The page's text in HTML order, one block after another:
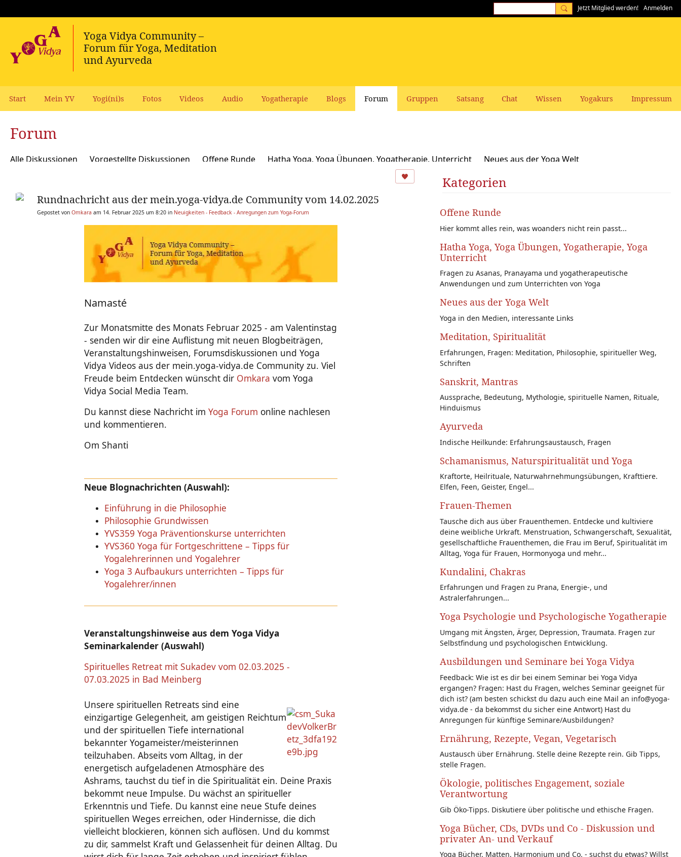
Jetzt Mitglied werden! Anmelden
Start Mein YV Yogi(ni)s Fotos Videos Audio Yogatherapie Blogs Forum Gruppen Satsang Chat Wissen Yogakurs Impressum
Forum
Alle Diskussionen Vorgestellte Diskussionen Offene Runde Hatha Yoga, Yoga Übungen, Yogatherapie, Unterricht
Neues aus der Yoga Welt
Schamanismus, Naturspiritualität und Yoga Frauen-Themen
Yoga Psychologie und Psychologische Yogatherapie
Ausbildungen und Seminare bei Yoga Vidya
Neuigkeiten - Feedback - Anregungen zum Yoga-Forum
Rundnachricht aus der mein.yoga-vidya.de Community vom 14.02.2025
Gepostet von Omkara am 14. Februar 2025 um 8:20 in Neuigkeiten - Feedback - Anregungen zum Yoga-Forum
Namasté
Zur Monatsmitte des Monats Februar 2025 - am Valentinstag
- senden wir dir eine Auflistung mit neuen Blogbeiträgen,
Veranstaltungshinweisen, Forumsdiskussionen und Yoga
Vidya Videos aus der mein.yoga-vidya.de Community zu. Viel
Freude beim Entdecken wünscht dir Omkara vom Yoga
Vidya Social Media Team.
Du kannst diese Nachricht imYoga Forum online nachlesen
und kommentieren.
Om Shanti
Neue Blognachrichten (Auswahl):
Einführung in die Philosophie
Philosophie Grundwissen
YVS359 Yoga Präventionskurse unterrichten
YVS360 Yoga für Fortgeschrittene – Tipps für
Yogalehrerinnen und Yogalehrer
Yoga 3 Aufbaukurs unterrichten – Tipps für
Yogalehrer/innen
Veranstaltungshinweise aus dem Yoga Vidya
Seminarkalender (Auswahl)
Spirituelles Retreat mit Sukadev vom 02.03.2025 -
07.03.2025 in Bad Meinberg
Unsere spirituellen Retreats sind eine
einzigartige Gelegenheit, am geistigen Reichtum
und der spirituellen Tiefe international
bekannter Yogameister/meisterinnen
teilzuhaben. Abseits vom Alltag, in der
energetisch aufgeladenen Atmosphäre des
Ashrams, tauchst du tief in die Spiritualität ein. Deine Praxis
bekommt neue Impulse. Du wächst an spiritueller
Erkenntnis und Tiefe. Du kannst eine neue Stufe deines
spirituellen Weges erreichen, oder Hindernisse, die dich
vielleicht blockieren, können sich auflösen. Und du kommst
zu dir, sammelst Kraft und Gelassenheit für deinen Alltag. Du
Kategorien
Offene Runde
Hier kommt alles rein, was woanders nicht rein passt...
Hatha Yoga, Yoga Übungen, Yogatherapie, Yoga
Unterricht
Fragen zu Asanas, Pranayama und yogatherapeutische
Anwendungen und zum Unterrichten von Yoga
Neues aus der Yoga Welt
Yoga in den Medien, interessante Links
Meditation, Spiritualität
Erfahrungen, Fragen: Meditation, Philosophie, spiritueller Weg,
Schriften
Sanskrit, Mantras
Aussprache, Bedeutung, Mythologie, spirituelle Namen, Rituale,
Hinduismus
Ayurveda
Indische Heilkunde: Erfahrungsaustausch, Fragen
Schamanismus, Naturspiritualität und Yoga
Kraftorte, Heilrituale, Naturwahrnehmungsübungen, Krafttiere.
Elfen, Feen, Geister, Engel...
Frauen-Themen
Tausche dich aus über Frauenthemen. Entdecke und kultiviere
deine weibliche Urkraft. Menstruation, Schwangerschaft, Sexualität,
gesellschaftliche Frauenthemen, die Frau im Beruf, Spiritualität im
Alltag, Yoga für Frauen, Hormonyoga und mehr...
Kundalini, Chakras
Erfahrungen und Fragen zu Prana, Energie-, und
Astralerfahrungen...
Yoga Psychologie und Psychologische Yogatherapie
Umgang mit Ängsten, Ärger, Depression, Traumata. Fragen zur
Selbstfindung und psychologischen Entwicklung.
Ausbildungen und Seminare bei Yoga Vidya
Feedback: Wie ist es dir bei einem Seminar bei Yoga Vidya
ergangen? Fragen: Hast du Fragen, welches Seminar geeignet für
dich ist? (am besten schickst du dazu auch eine Mail an info@yoga-
vidya.de - da bekommst du sicher eine Antwort) Hast du
Anregungen für künftige Seminare/Ausbildungen?
Ernährung, Rezepte, Vegan, Vegetarisch
Austausch über Ernährung. Stelle deine Rezepte rein. Gib Tipps,
stelle Fragen.
Ökologie, politisches Engagement, soziale
Verantwortung
Gib Öko-Tipps. Diskutiere über politische und ethische Fragen.
Yoga Bücher, CDs, DVDs und Co - Diskussion und
privater An- und Verkauf
Yoga Bücher, Matten, Harmonium und Co. - suchst du etwas? Willst